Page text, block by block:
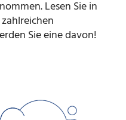
Lesen Sie in
Sie eine davon!